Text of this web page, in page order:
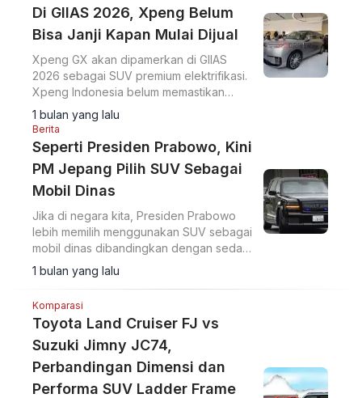
Di GIIAS 2026, Xpeng Belum
Bisa Janji Kapan Mulai Dijual
Xpeng GX akan dipamerkan di GIIAS
2026 sebagai SUV premium elektrifikasi.
Xpeng Indonesia belum memastikan
jadwal penjualan resmi di pasar
domestik.
1 bulan yang lalu
Berita
Seperti Presiden Prabowo, Kini
PM Jepang Pilih SUV Sebagai
Mobil Dinas
Jika di negara kita, Presiden Prabowo
lebih memilih menggunakan SUV sebagai
mobil dinas dibandingkan dengan sedan
limousine, maka hal ini juga terjadi di
Jepang.
1 bulan yang lalu
Komparasi
Toyota Land Cruiser FJ vs
Suzuki Jimny JC74,
Perbandingan Dimensi dan
Performa SUV Ladder Frame